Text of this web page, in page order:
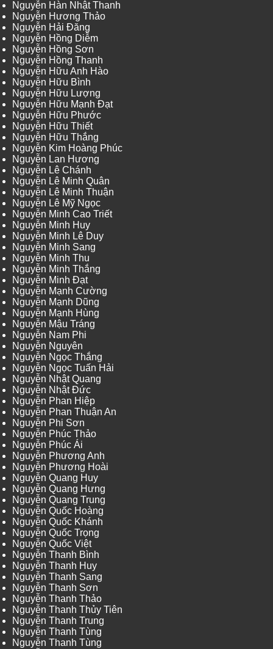
Nguyễn Hàn Nhật Thanh
Nguyễn Hương Thảo
Nguyễn Hải Đăng
Nguyễn Hồng Diễm
Nguyễn Hồng Sơn
Nguyễn Hồng Thanh
Nguyễn Hữu Anh Hào
Nguyễn Hữu Bình
Nguyễn Hữu Lượng
Nguyễn Hữu Mạnh Đạt
Nguyễn Hữu Phước
Nguyễn Hữu Thiết
Nguyễn Hữu Thắng
Nguyễn Kim Hoàng Phúc
Nguyễn Lan Hương
Nguyễn Lê Chánh
Nguyễn Lê Minh Quân
Nguyễn Lê Minh Thuận
Nguyễn Lê Mỹ Ngọc
Nguyễn Minh Cao Triết
Nguyễn Minh Huy
Nguyễn Minh Lê Duy
Nguyễn Minh Sang
Nguyễn Minh Thu
Nguyễn Minh Thắng
Nguyễn Minh Đạt
Nguyễn Mạnh Cường
Nguyễn Mạnh Dũng
Nguyễn Mạnh Hùng
Nguyễn Mậu Tráng
Nguyễn Nam Phi
Nguyễn Nguyên
Nguyễn Ngọc Thắng
Nguyễn Ngọc Tuấn Hải
Nguyễn Nhật Quang
Nguyễn Nhật Đức
Nguyễn Phan Hiệp
Nguyễn Phan Thuận An
Nguyễn Phi Sơn
Nguyễn Phúc Thảo
Nguyễn Phúc Ái
Nguyễn Phương Anh
Nguyễn Phương Hoài
Nguyễn Quang Huy
Nguyễn Quang Hưng
Nguyễn Quang Trung
Nguyễn Quốc Hoàng
Nguyễn Quốc Khánh
Nguyễn Quốc Trọng
Nguyễn Quốc Việt
Nguyễn Thanh Bình
Nguyễn Thanh Huy
Nguyễn Thanh Sang
Nguyễn Thanh Sơn
Nguyễn Thanh Thảo
Nguyễn Thanh Thủy Tiên
Nguyễn Thanh Trung
Nguyễn Thanh Tùng
Nguyễn Thanh Tùng